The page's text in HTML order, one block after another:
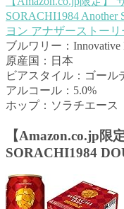
SORACHI1984
ヨン アナザーストー
ブルワリー：Innovative
原産国：日本
ビアスタイル：ゴール
アルコール：5.0%
ホップ：ソラチエース
【Amazon.co.jp限
SORACHI1984